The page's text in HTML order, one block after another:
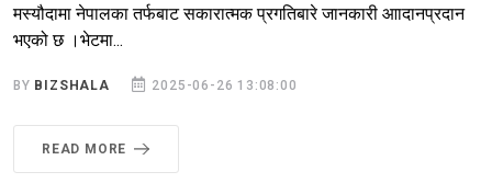
मस्यौदामा नेपालका तर्फबाट सकारात्मक प्रगतिबारे जानकारी आादानप्रदान
भएको छ ।भेटमा...
BY BIZSHALA 2025-06-26 13:08:00
READ MORE